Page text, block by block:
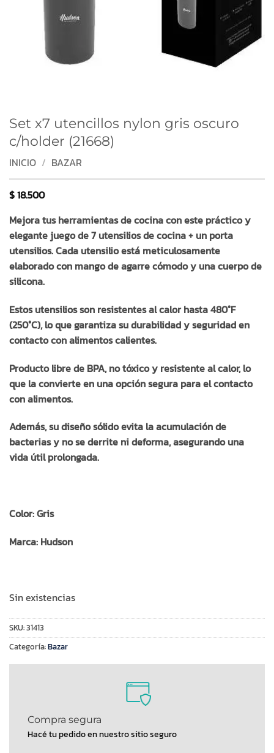
Set x7 utencillos nylon gris oscuro
c/holder (21668)
INICIO / BAZAR
$18.500
Mejora tus herramientas de cocina con este práctico y
elegante juego de 7 utensilios de cocina + un porta
utensilios. Cada utensilio está meticulosamente
elaborado con mango de agarre cómodo y una cuerpo de
silicona.
Estos utensilios son resistentes al calor hasta 480°F
(250°C), lo que garantiza su durabilidad y seguridad en
contacto con alimentos calientes.
Producto libre de BPA, no tóxico y resistente al calor, lo
que la convierte en una opción segura para el contacto
con alimentos.
Además, su diseño sólido evita la acumulación de
bacterias y no se derrite ni deforma, asegurando una
vida útil prolongada.
Color: Gris
Marca: Hudson
Sin existencias
SKU:31413
Categoría:Bazar
Compra segura
Hacé tu pedido en nuestro sitio seguro